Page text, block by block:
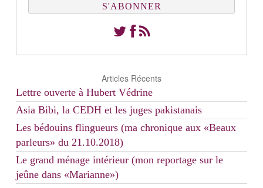
S'ABONNER
Articles Récents
Lettre ouverte à Hubert Védrine
Asia Bibi, la CEDH et les juges pakistanais
Les bédouins flingueurs (ma chronique aux «Beaux
parleurs» du 21.10.2018)
Le grand ménage intérieur (mon reportage sur le
jeûne dans «Marianne»)